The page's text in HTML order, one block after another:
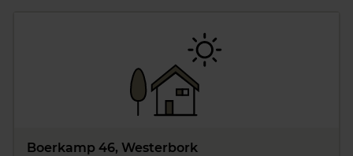
Boerkamp 46, Westerbork